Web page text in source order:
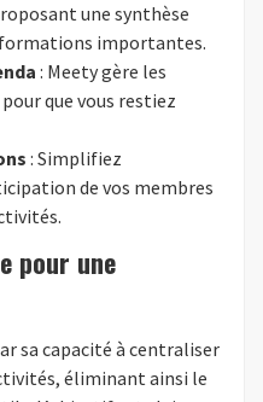
une synthèse
importantes.
: Meety gère les
que vous restiez
: Simplifiez
de vos membres
pour une
sa capacité à centraliser
éliminant ainsi le